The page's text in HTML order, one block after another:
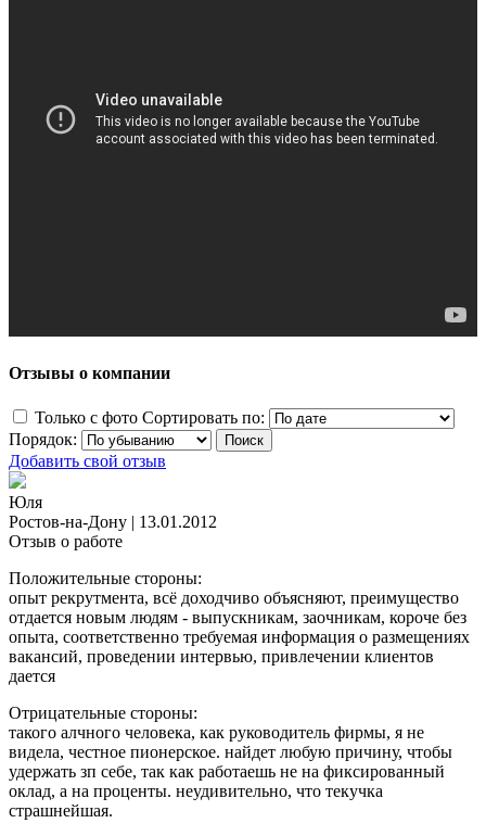
Отзывы о компании
Только с фото Сортировать по:
Порядок:
Добавить свой отзыв
Юля
Ростов-на-Дону | 13.01.2012
Отзыв о работе
Положительные стороны:
опыт рекрутмента, всё доходчиво объясняют, преимущество
отдается новым людям - выпускникам, заочникам, короче без
опыта, соответственно требуемая информация о размещениях
вакансий, проведении интервью, привлечении клиентов
дается
Отрицательные стороны:
такого алчного человека, как руководитель фирмы, я не
видела, честное пионерское. найдет любую причину, чтобы
удержать зп себе, так как работаешь не на фиксированный
оклад, а на проценты. неудивительно, что текучка
страшнейшая.